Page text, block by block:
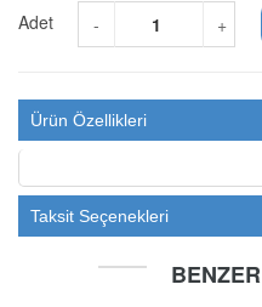
Adet +
-
Ürün Özellikleri
Taksit Seçenekleri